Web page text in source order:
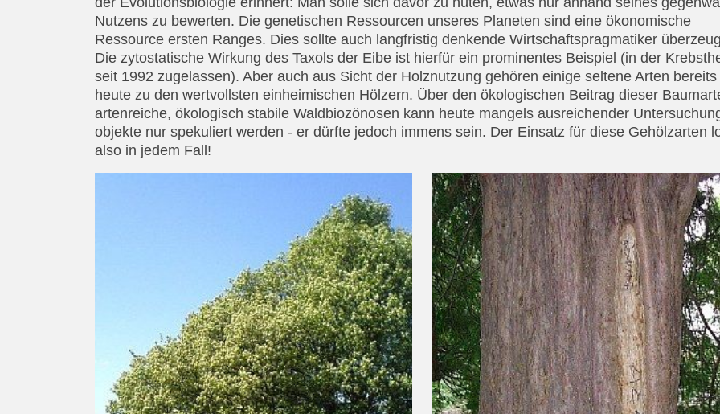
Nutzens zu bewerten. Die genetischen Ressourcen unseres Planeten sind eine ökonomische
Ressource ersten Ranges. Dies sollte auch langfristig denkende Wirtschaftspragmatiker
Die zytostatische Wirkung des Taxols der Eibe ist hierfür ein prominentes Beispiel (in der
seit 1992 zugelassen). Aber auch aus Sicht der Holznutzung gehören einige seltene Arten bereits
heute zu den wertvollsten einheimischen Hölzern. Über den ökologischen Beitrag dieser
artenreiche, ökologisch stabile Waldbiozönosen kann heute mangels ausreichender
objekte nur spekuliert werden - er dürfte jedoch immens sein. Der Einsatz für diese Gehölzarten
also in jedem Fall!